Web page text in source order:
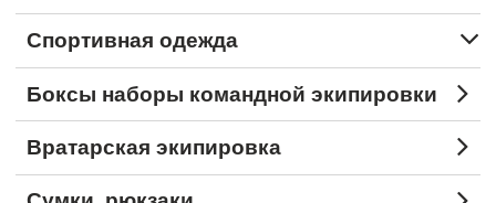
Спортивная одежда
Боксы наборы командной экипировки
Вратарская экипировка